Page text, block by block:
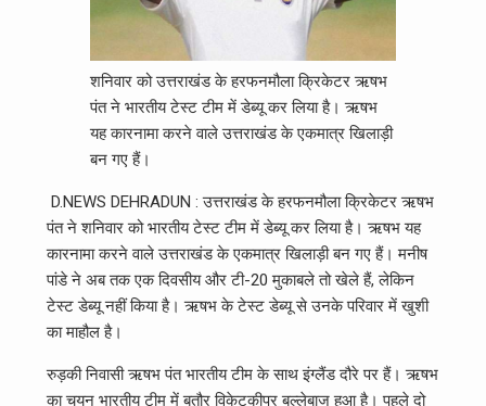
शनिवार को उत्तराखंड के हरफनमौला क्रिकेटर ऋषभ
पंत ने भारतीय टेस्ट टीम में डेब्यू कर लिया है। ऋषभ
यह कारनामा करने वाले उत्तराखंड के एकमात्र खिलाड़ी
बन गए हैं।
D.NEWS DEHRADUN : उत्तराखंड के हरफनमौला क्रिकेटर ऋषभ
पंत ने शनिवार को भारतीय टेस्ट टीम में डेब्यू कर लिया है। ऋषभ यह
कारनामा करने वाले उत्तराखंड के एकमात्र खिलाड़ी बन गए हैं। मनीष
पांडे ने अब तक एक दिवसीय और टी-20 मुकाबले तो खेले हैं, लेकिन
टेस्ट डेब्यू नहीं किया है। ऋषभ के टेस्ट डेब्यू से उनके परिवार में खुशी
का माहौल है।
रुड़की निवासी ऋषभ पंत भारतीय टीम के साथ इंग्लैंड दौरे पर हैं। ऋषभ
का चयन भारतीय टीम में बतौर विकेटकीपर बल्लेबाज हुआ है। पहले दो